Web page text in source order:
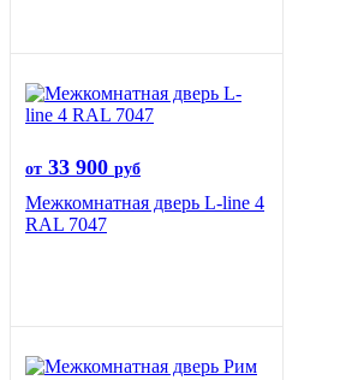
от 33 900 руб
Межкомнатная дверь L-line 4
RAL 7047